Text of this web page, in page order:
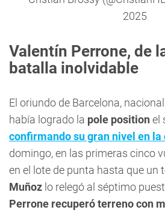
2025
Valentín Perrone, de
batalla inolvidable
El oriundo de Barcelona,
había logrado la pole position el
confirmando su gran nivel en la
domingo, en las primeras cinco
en el lote de punta hasta que un
Muñoz lo relegó al séptimo
Perrone recuperó terreno con